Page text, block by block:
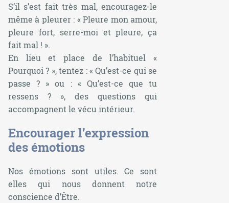
S’il s’est fait très mal, encouragez-le
même à pleurer : « Pleure mon amour,
pleure fort, serre-moi et pleure, ça
fait mal ! ».
En lieu et place de l’habituel «
Pourquoi ? », tentez : « Qu’est-ce qui se
passe ? » ou : « Qu’est-ce que tu
ressens ? », des questions qui
accompagnent le vécu intérieur.
Encourager l’expression
des émotions
Nos émotions sont utiles. Ce sont
elles qui nous donnent notre
conscience d’Être.